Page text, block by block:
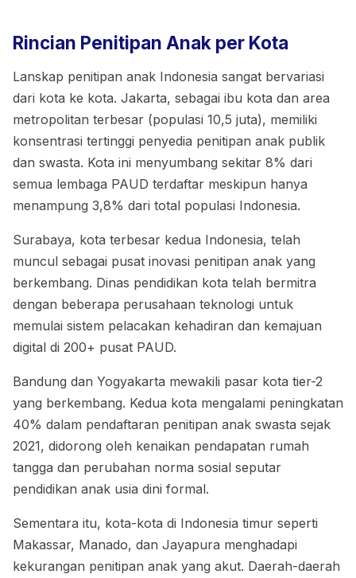
Rincian Penitipan Anak per Kota
Lanskap penitipan anak Indonesia sangat bervariasi
dari kota ke kota. Jakarta, sebagai ibu kota dan area
metropolitan terbesar (populasi 10,5 juta), memiliki
konsentrasi tertinggi penyedia penitipan anak publik
dan swasta. Kota ini menyumbang sekitar 8% dari
semua lembaga PAUD terdaftar meskipun hanya
menampung 3,8% dari total populasi Indonesia.
Surabaya, kota terbesar kedua Indonesia, telah
muncul sebagai pusat inovasi penitipan anak yang
berkembang. Dinas pendidikan kota telah bermitra
dengan beberapa perusahaan teknologi untuk
memulai sistem pelacakan kehadiran dan kemajuan
digital di 200+ pusat PAUD.
Bandung dan Yogyakarta mewakili pasar kota tier-2
yang berkembang. Kedua kota mengalami peningkatan
40% dalam pendaftaran penitipan anak swasta sejak
2021, didorong oleh kenaikan pendapatan rumah
tangga dan perubahan norma sosial seputar
pendidikan anak usia dini formal.
Sementara itu, kota-kota di Indonesia timur seperti
Makassar, Manado, dan Jayapura menghadapi
kekurangan penitipan anak yang akut. Daerah-daerah